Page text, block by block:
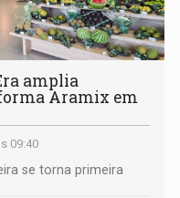
amplia
Aramix em
09:40
se torna primeira